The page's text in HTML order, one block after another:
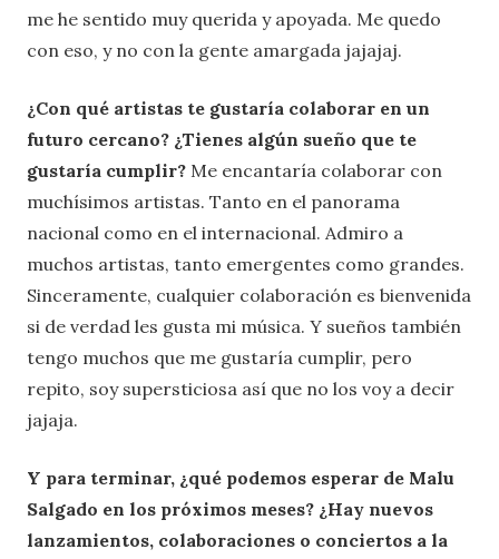
me he sentido muy querida y apoyada. Me quedo
con eso, y no con la gente amargada jajajaj.
¿Con qué artistas te gustaría colaborar en un
futuro cercano? ¿Tienes algún sueño que te
gustaría cumplir? Me encantaría colaborar con
muchísimos artistas. Tanto en el panorama
nacional como en el internacional. Admiro a
muchos artistas, tanto emergentes como grandes.
Sinceramente, cualquier colaboración es bienvenida
si de verdad les gusta mi música. Y sueños también
tengo muchos que me gustaría cumplir, pero
repito, soy supersticiosa así que no los voy a decir
jajaja.
Y para terminar, ¿qué podemos esperar de Malu
Salgado en los próximos meses? ¿Hay nuevos
lanzamientos, colaboraciones o conciertos a la